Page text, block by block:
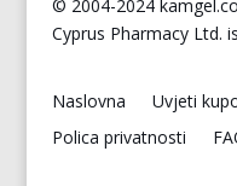
© 2004-2024
Cyprus Pharmacy Ltd.
Naslovna
Uvjeti
Polica privatnosti